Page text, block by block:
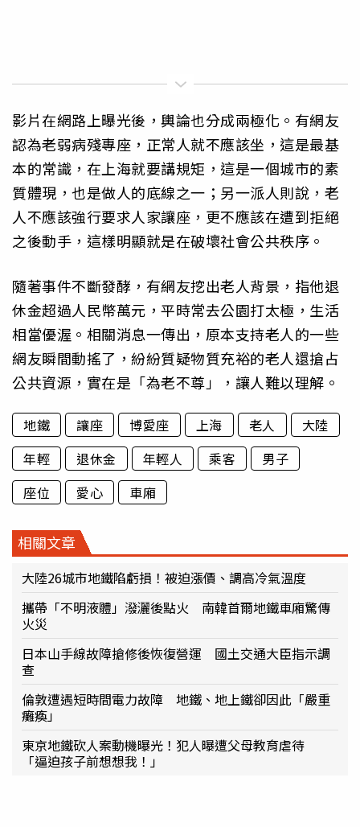
影片在網路上曝光後，輿論也分成兩極化。有網友
認為老弱病殘專座，正常人就不應該坐，這是最基
本的常識，在上海就要講規矩，這是一個城市的素
質體現，也是做人的底線之一；另一派人則說，老
人不應該強行要求人家讓座，更不應該在遭到拒絕
之後動手，這樣明顯就是在破壞社會公共秩序。
隨著事件不斷發酵，有網友挖出老人背景，指他退
休金超過人民幣萬元，平時常去公園打太極，生活
相當優渥。相關消息一傳出，原本支持老人的一些
網友瞬間動搖了，紛紛質疑物質充裕的老人還搶占
公共資源，實在是「為老不尊」，讓人難以理解。
地鐵 讓座 博愛座 上海 老人
大陸
年輕
退休金 年輕人 乘客
男子
座位
愛心 車廂
相關文章
大陸26城市地鐵陷虧損！被迫漲價、調高冷氣溫度
攜帶「不明液體」潑灑後點火 南韓首爾地鐵車廂驚傳
火災
日本山手線故障搶修後恢復營運 國土交通大臣指示調
查
倫敦遭遇短時間電力故障 地鐵、地上鐵卻因此「嚴重
癱瘓」
東京地鐵砍人案動機曝光！犯人曝遭父母教育虐待
「逼迫孩子前想想我！」